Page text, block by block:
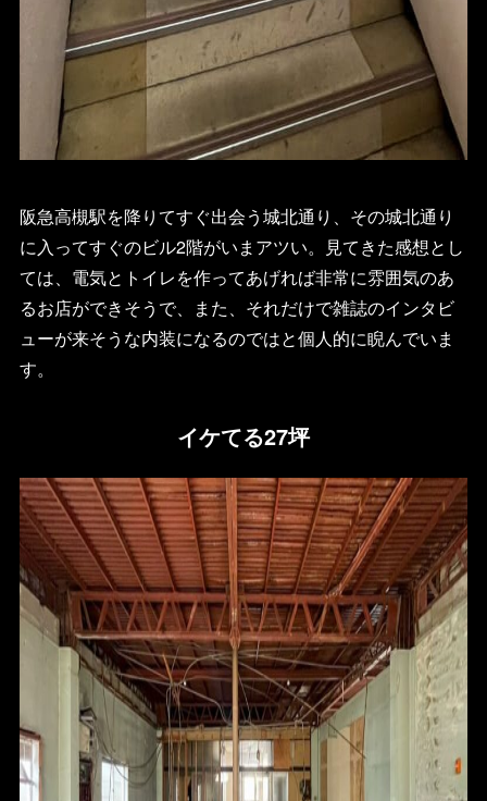
阪急高槻駅を降りてすぐ出会う城北通り、その城北通り
に入ってすぐのビル2階がいまアツい。見てきた感想とし
ては、電気とトイレを作ってあげれば非常に雰囲気のあ
るお店ができそうで、また、それだけで雑誌のインタビ
ューが来そうな内装になるのではと個人的に睨んでいま
す。
イケてる27坪